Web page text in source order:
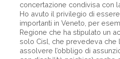
concertazione condivisa con
Ho avuto il privilegio di
importanti in Veneto, per
Regione che ha stipulato un
solo Cisl, che prevedeva che
assolvere l’obbligo di